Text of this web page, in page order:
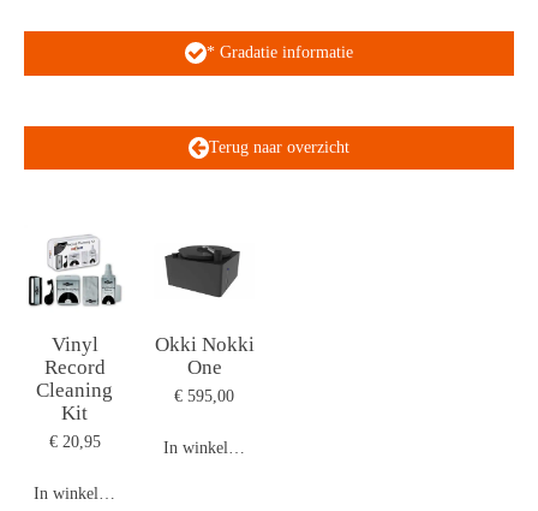
* Gradatie informatie
Terug naar overzicht
Vinyl
Record
Cleaning
Kit
€ 20,95
In winkelwagen
Okki Nokki
One
€ 595,00
In winkelwagen